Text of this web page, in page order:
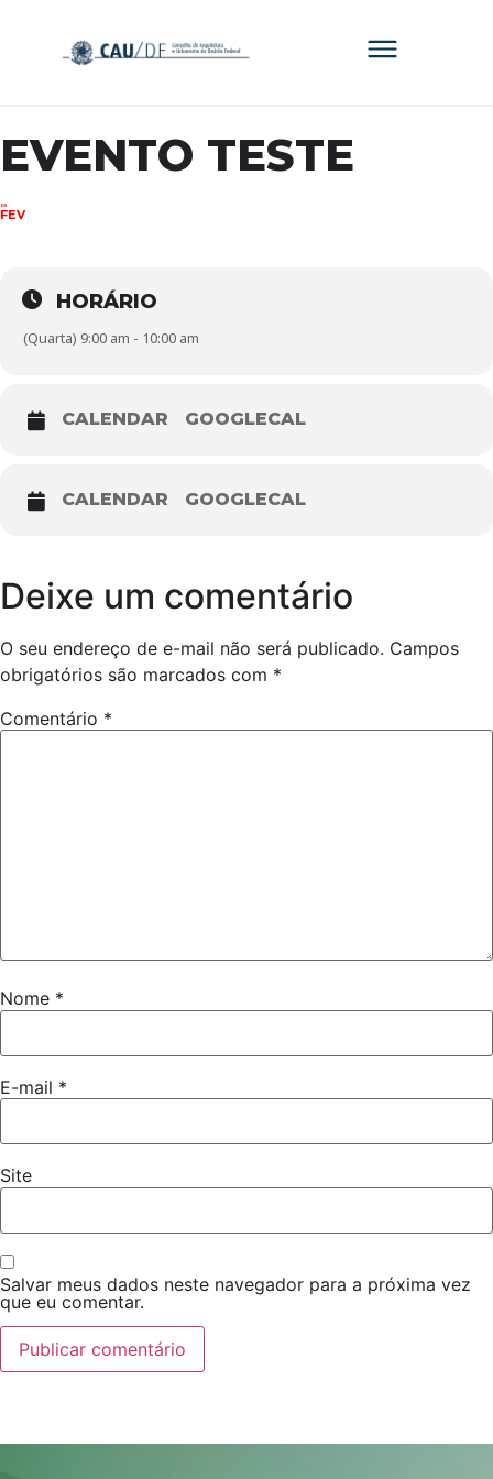
EVENTO TESTE
05
FEV
HORÁRIO
(Quarta) 9:00 am - 10:00 am
CALENDAR GOOGLECAL
CALENDAR GOOGLECAL
Deixe um comentário
O seu endereço de e-mail não será publicado. Campos
obrigatórios são marcados com *
Comentário *
Nome *
E-mail *
Site
Salvar meus dados neste navegador para a próxima vez
que eu comentar.